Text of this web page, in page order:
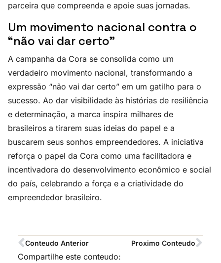
parceira que compreenda e apoie suas jornadas.
Um movimento nacional contra o
“não vai dar certo”
A campanha da Cora se consolida como um
verdadeiro movimento nacional, transformando a
expressão “não vai dar certo” em um gatilho para o
sucesso. Ao dar visibilidade às histórias de resiliência
e determinação, a marca inspira milhares de
brasileiros a tirarem suas ideias do papel e a
buscarem seus sonhos empreendedores. A iniciativa
reforça o papel da Cora como uma facilitadora e
incentivadora do desenvolvimento econômico e social
do país, celebrando a força e a criatividade do
empreendedor brasileiro.
Conteudo Anterior Proximo Conteudo
Compartilhe este conteudo: